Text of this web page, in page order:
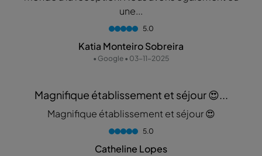
une...
5.0
Katia Monteiro Sobreira
• Google • 03-11-2025
Magnifique établissement et séjour 😍...
Magnifique établissement et séjour 😍
5.0
Catheline Lopes